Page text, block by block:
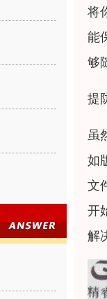
将
能
够
提
虽
如
文
开
解